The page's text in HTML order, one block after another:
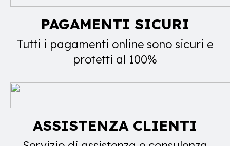
PAGAMENTI SICURI
Tutti i pagamenti online sono sicuri e
protetti al 100%
ASSISTENZA CLIENTI